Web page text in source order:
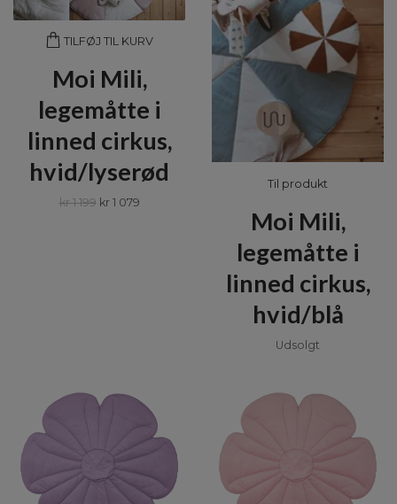
TILFØJ TIL KURV
Moi Mili,
legemåtte i
linned cirkus,
hvid/lyserød
kr 1 199 kr 1 079
Til produkt
Moi Mili,
legemåtte i
linned cirkus,
hvid/blå
Udsolgt